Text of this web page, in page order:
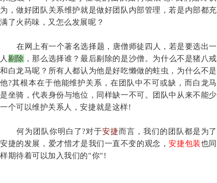
为，做好团队关系维护就是做好团队内部管理，若是内部都充
满了火药味，又怎么发展呢？
在网上有一个著名选择题，唐僧师徒四人，若是要选出一
人 剔除 ，那么选择谁？最后剔除的是沙僧。为什么不是猪八戒
和白龙马呢？所有人都认为他是好吃懒做的蛀虫，为什么不是
他?其根本在于他能维护关系，在团队中不可或缺，而白龙马
是坐骑，代表身份与地位，同样缺一不可。团队中从来不能少
一个可以维护关系人，安捷就是这样!
何为团队你明白了?对于安捷而言，我们的团队都是为了
安捷的发展，爱才惜才是我们一直不变的观念，安捷包装也同
样期待着可以加入我们的"你"!